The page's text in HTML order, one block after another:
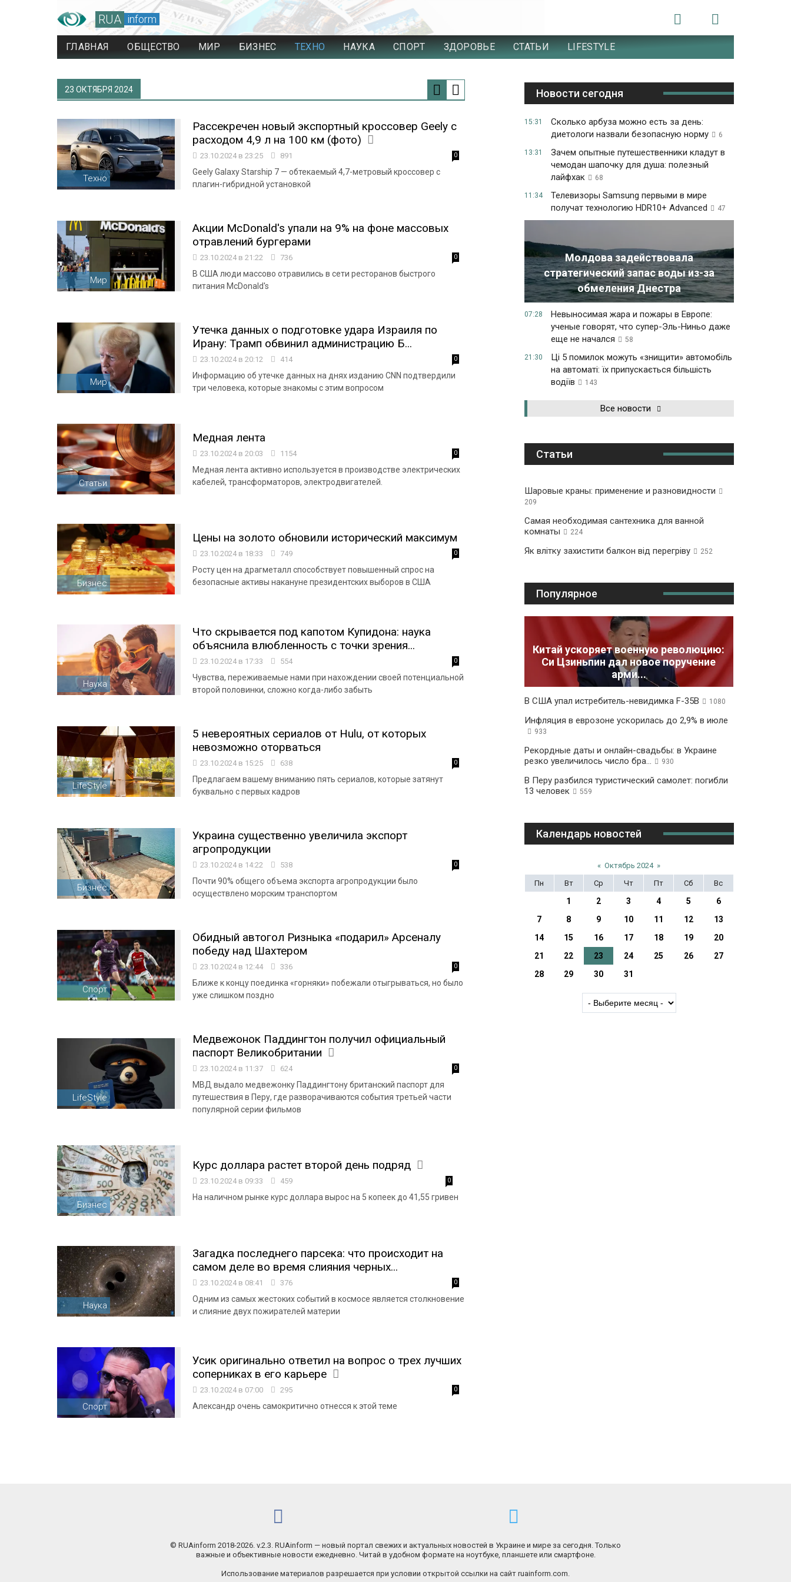
RUA inform
ГЛАВНАЯ ОБЩЕСТВО МИР БИЗНЕС ТЕХНО НАУКА СПОРТ ЗДОРОВЬЕ СТАТЬИ LIFESTYLE
23 ОКТЯБРЯ 2024
Техно
Рассекречен новый экспортный кроссовер Geely с
расходом 4,9 л на 100 км (фото)
23.10.2024 в 23:25 891 0
Geely Galaxy Starship 7 — обтекаемый 4,7-метровый кроссовер с
плагин-гибридной установкой
Мир
Акции McDonald's упали на 9% на фоне массовых
отравлений бургерами
23.10.2024 в 21:22 736 0
В США люди массово отравились в сети ресторанов быстрого
питания McDonald's
Мир
Утечка данных о подготовке удара Израиля по
Ирану: Трамп обвинил администрацию Б...
23.10.2024 в 20:12 414 0
Информацию об утечке данных на днях изданию CNN подтвердили
три человека, которые знакомы с этим вопросом
Статьи
Медная лента
23.10.2024 в 20:03 1154 0
Медная лента активно используется в производстве электрических
кабелей, трансформаторов, электродвигателей.
Бизнес
Цены на золото обновили исторический максимум
23.10.2024 в 18:33 749 0
Росту цен на драгметалл способствует повышенный спрос на
безопасные активы накануне президентских выборов в США
Наука
Что скрывается под капотом Купидона: наука
объяснила влюбленность с точки зрения...
23.10.2024 в 17:33 554 0
Чувства, переживаемые нами при нахождении своей потенциальной
второй половинки, сложно когда-либо забыть
LifeStyle
5 невероятных сериалов от Hulu, от которых
невозможно оторваться
23.10.2024 в 15:25 638 0
Предлагаем вашему вниманию пять сериалов, которые затянут
буквально с первых кадров
Бизнес
Украина существенно увеличила экспорт
агропродукции
23.10.2024 в 14:22 538 0
Почти 90% общего объема экспорта агропродукции было
осуществлено морским транспортом
Спорт
Обидный автогол Ризныка «подарил» Арсеналу
победу над Шахтером
23.10.2024 в 12:44 336 0
Ближе к концу поединка «горняки» побежали отыгрываться, но было
уже слишком поздно
LifeStyle
Медвежонок Паддингтон получил официальный
паспорт Великобритании
23.10.2024 в 11:37 624 0
МВД выдало медвежонку Паддингтону британский паспорт для
путешествия в Перу, где разворачиваются события третьей части
популярной серии фильмов
Бизнес
Курс доллара растет второй день подряд
23.10.2024 в 09:33 459 0
На наличном рынке курс доллара вырос на 5 копеек до 41,55 гривен
Наука
Загадка последнего парсека: что происходит на
самом деле во время слияния черных...
23.10.2024 в 08:41 376 0
Одним из самых жестоких событий в космосе является столкновение
и слияние двух пожирателей материи
Спорт
Усик оригинально ответил на вопрос о трех лучших
соперниках в его карьере
23.10.2024 в 07:00 295 0
Александр очень самокритично отнесся к этой теме
Новости сегодня
15:31
Сколько арбуза можно есть за день:
диетологи назвали безопасную норму
6
13:31
Зачем опытные путешественники кладут в
чемодан шапочку для душа: полезный
лайфхак
68
11:34
Телевизоры Samsung первыми в мире
получат технологию HDR10+ Advanced
47
Молдова задействовала
стратегический запас воды из-за
обмеления Днестра
07:28
Невыносимая жара и пожары в Европе:
ученые говорят, что супер-Эль-Ниньо даже
еще не начался
58
21:30
Ці 5 помилок можуть «знищити» автомобіль
на автоматі: їх припускається більшість
водіїв
143
Все новости
Статьи
Шаровые краны: применение и разновидности
209
Самая необходимая сантехника для ванной
комнаты
224
Як влітку захистити балкон від перегріву 252
Популярное
Китай ускоряет военную революцию:
Си Цзиньпин дал новое поручение
арми...
В США упал истребитель-невидимка F-35B 1080
Инфляция в еврозоне ускорилась до 2,9% в июле
933
Рекордные даты и онлайн-свадьбы: в Украине
резко увеличилось число бра...
930
В Перу разбился туристический самолет: погибли
13 человек
559
Календарь новостей
« Октябрь 2024 »
Пн
Вт Ср Чт Пт Сб Вс
1 2 3 4 5
6
7
8 9 10 11 12
13
14
15 16 17 18 19
20
21
22 23 24 25 26
27
28
29 30 31
© RUAinform 2018-2026. v.2.3. RUAinform — новый портал свежих и актуальных новостей в Украине и мире за сегодня. Только
важные и объективные новости ежедневно. Читай в удобном формате на ноутбуке, планшете или смартфоне.
Использование материалов разрешается при условии открытой ссылки на сайт ruainform.com.